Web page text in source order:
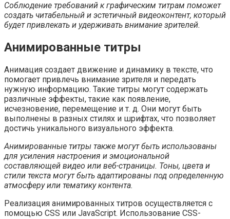
Соблюдение требований к графическим титрам поможет
создать читабельный и эстетичный видеоконтент, который
будет привлекать и удерживать внимание зрителей.
Анимированные титры
Анимация создает движение и динамику в тексте, что
помогает привлечь внимание зрителя и передать
нужную информацию. Такие титры могут содержать
различные эффекты, такие как появление,
исчезновение, перемещение и т. д. Они могут быть
выполнены в разных стилях и шрифтах, что позволяет
достичь уникального визуального эффекта.
Анимированные титры также могут быть использованы
для усиления настроения и эмоциональной
составляющей видео или веб-страницы. Тоны, цвета и
стили текста могут быть адаптированы под определенную
атмосферу или тематику контента.
Реализация анимированных титров осуществляется с
помощью CSS или JavaScript. Использование CSS-